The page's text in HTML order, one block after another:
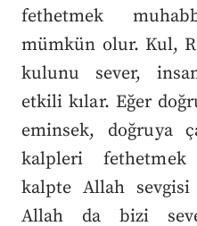
fethetmek
mümkün olur. Kul,
kulunu sever,
etkili kılar. Eğer
eminsek, doğruya
kalpleri
kalpte Allah
Allah da bizi